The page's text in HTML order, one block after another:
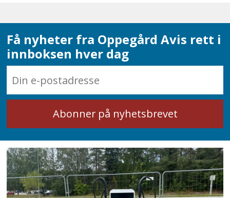
Få nyheter fra Oppegård Avis rett i
innboksen hver dag